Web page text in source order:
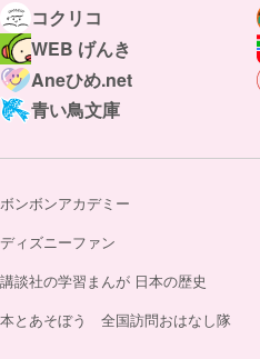
コクリコ
WEB げんき
Aneひめ.net
青い鳥文庫
ボンボンアカデミー
ディズニーファン
講談社の学習まんが 日本の歴史
本とあそぼう 全国訪問おはなし隊